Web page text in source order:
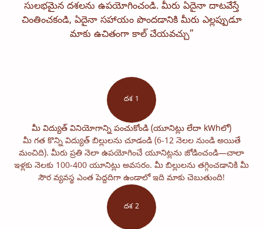
సులభమైన దశలను ఉపయోగించండి. మీరు ఏదైనా దాటవేస్తే
చింతించకండి, ఏదైనా సహాయం పొందడానికి మీరు ఎల్లప్పుడూ
మాకు ఉచితంగా కాల్ చేయవచ్చు”
దశ 1
మీ విద్యుత్ వినియోగాన్ని పంచుకోండి (యూనిట్లు లేదా kWhలో)
మీ గత కొన్ని విద్యుత్ బిల్లులను చూడండి (6-12 నెలల నుండి అయితే
మంచిది). మీరు ప్రతి నెలా ఉపయోగించే యూనిట్లను జోడించండి—చాలా
ఇళ్లకు నెలకు 100-400 యూనిట్లు అవసరం. మీ బిల్లులను తగ్గించడానికి మీ
సౌర వ్యవస్థ ఎంత పెద్దదిగా ఉండాలో ఇది మాకు చెబుతుంది!
దశ 2